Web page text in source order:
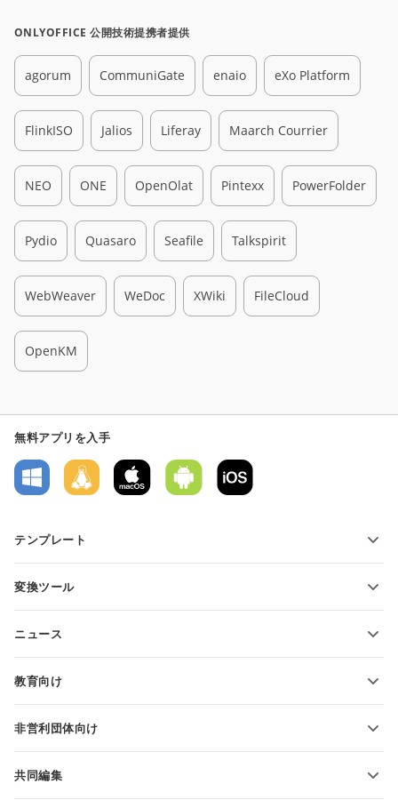
ONLYOFFICE 公開技術提携者提供
agorum CommuniGate enaio eXo Platform
FlinkISO Jalios Liferay Maarch Courrier
NEO ONE OpenOlat Pintexx PowerFolder
Pydio Quasaro Seafile Talkspirit
WebWeaver WeDoc XWiki FileCloud
OpenKM
無料アプリを入手
テンプレート
テキスト文書テンプレート
変換ツール
スプレッドシートの変換
PDFの変換
ニュース
教育向け
教育関係者向け
非営利団体向け
無料アカウントをリクエスト
共同編集